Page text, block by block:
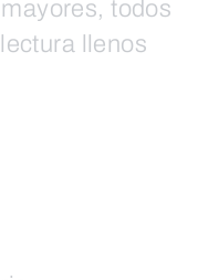
todos
llenos